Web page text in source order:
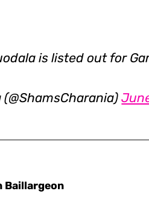
is listed out for
Baillargeon